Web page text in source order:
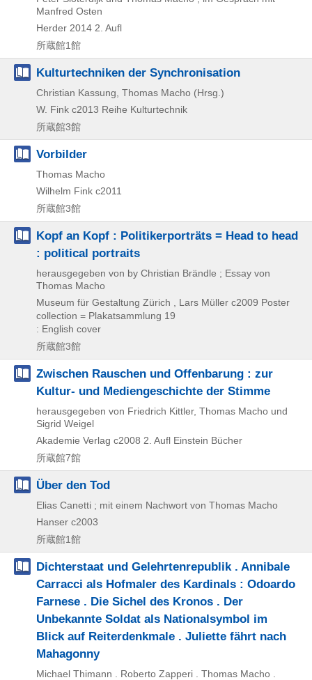
Manfred Osten
Herder 2014 2. Aufl
所蔵館1館
Kulturtechniken der Synchronisation
Christian Kassung, Thomas Macho (Hrsg.)
W. Fink c2013 Reihe Kulturtechnik
所蔵館3館
Vorbilder
Thomas Macho
Wilhelm Fink c2011
所蔵館3館
Kopf an Kopf : Politikerporträts = Head to head
: political portraits
herausgegeben von by Christian Brändle ; Essay von
Thomas Macho
Museum für Gestaltung Zürich , Lars Müller c2009 Poster
collection = Plakatsammlung 19
: English cover
所蔵館3館
Zwischen Rauschen und Offenbarung : zur
Kultur- und Mediengeschichte der Stimme
herausgegeben von Friedrich Kittler, Thomas Macho und
Sigrid Weigel
Akademie Verlag c2008 2. Aufl Einstein Bücher
所蔵館7館
Über den Tod
Elias Canetti ; mit einem Nachwort von Thomas Macho
Hanser c2003
所蔵館1館
Dichterstaat und Gelehrtenrepublik . Annibale
Carracci als Hofmaler des Kardinals : Odoardo
Farnese . Die Sichel des Kronos . Der
Unbekannte Soldat als Nationalsymbol im
Blick auf Reiterdenkmale . Juliette fährt nach
Mahagonny
Michael Thimann . Roberto Zapperi . Thomas Macho .